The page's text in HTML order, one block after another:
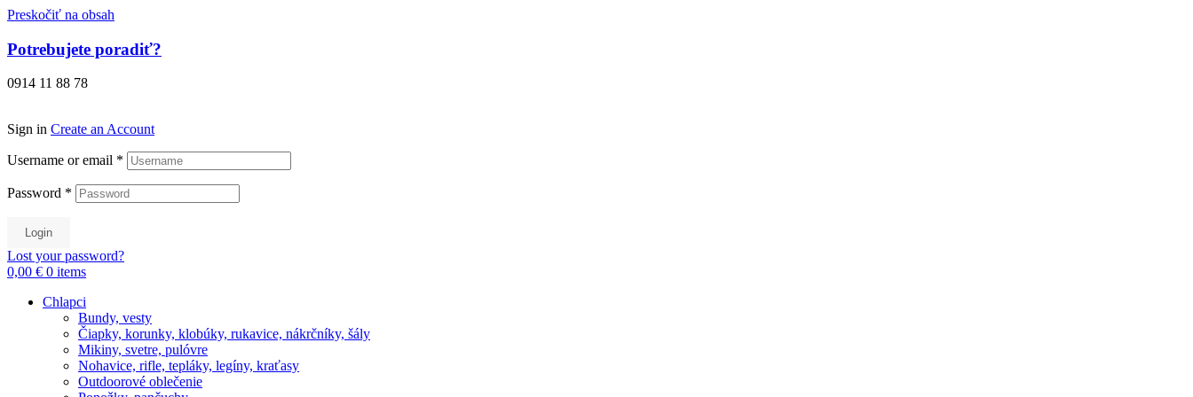
Preskočiť na obsah
Potrebujete poradiť?
0914 11 88 78
Sign in Create an Account
Username or email *
Password *
Login
Lost your password?
0,00 € 0 items
Chlapci
Bundy, vesty
Čiapky, korunky, klobúky, rukavice, nákrčníky, šály
Mikiny, svetre, pulóvre
Nohavice, rifle, tepláky, legíny, kraťasy
Outdoorové oblečenie